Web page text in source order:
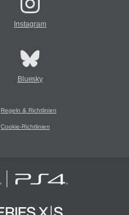
Instagram
Bluesky
Regeln & Richtlinien
Cookie-Richtlinien